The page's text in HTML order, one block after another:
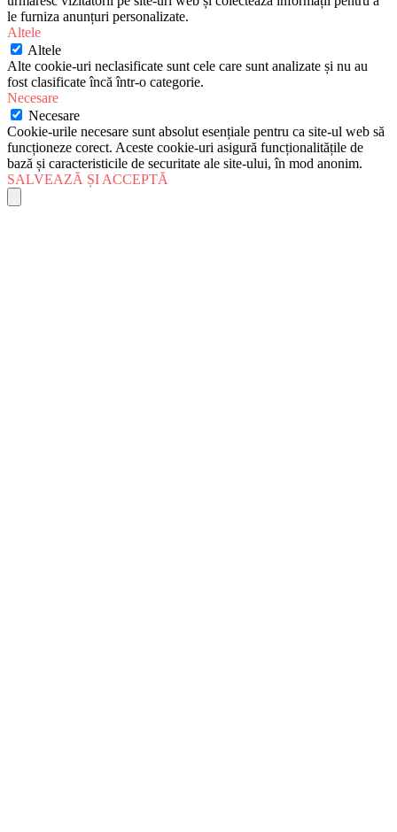
le furniza anunțuri personalizate.
Altele
Altele
Alte cookie-uri neclasificate sunt cele care sunt analizate și nu au
fost clasificate încă într-o categorie.
Necesare
Necesare
Cookie-urile necesare sunt absolut esențiale pentru ca site-ul web să
funcționeze corect. Aceste cookie-uri asigură funcționalitățile de
bază și caracteristicile de securitate ale site-ului, în mod anonim.
SALVEAZĂ ȘI ACCEPTĂ